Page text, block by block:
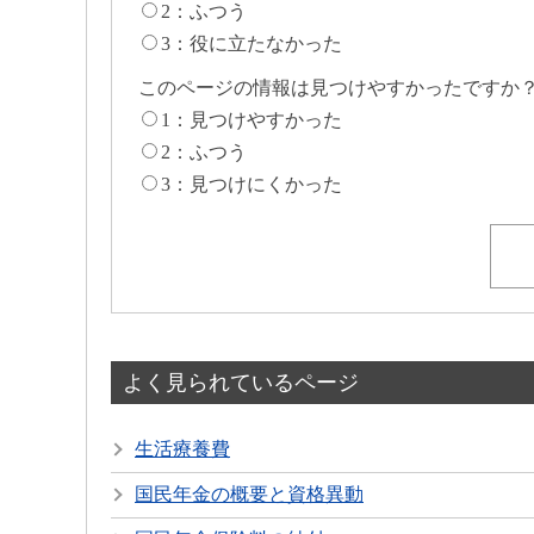
2：ふつう
3：役に立たなかった
このページの情報は見つけやすかったですか
1：見つけやすかった
2：ふつう
3：見つけにくかった
よく見られているページ
生活療養費
国民年金の概要と資格異動